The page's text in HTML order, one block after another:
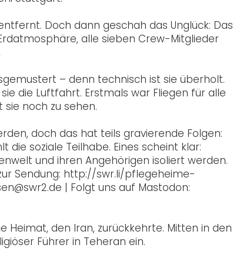
Doch dann geschah das Unglück: Das
alle sieben Crew-Mitglieder
– denn technisch ist sie überholt.
die Luftfahrt. Erstmals war Fliegen für alle
noch zu sehen.
doch das hat teils gravierende Folgen:
die soziale Teilhabe. Eines scheint klar:
und ihren Angehörigen isoliert werden.
Sendung: http://swr.li/pflegeheime-
| Folgt uns auf Mastodon:
Heimat, den Iran, zurückkehrte. Mitten in den
Führer in Teheran ein.